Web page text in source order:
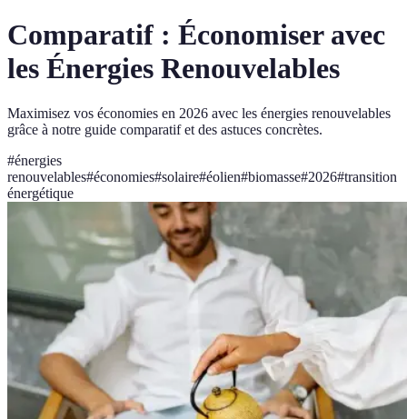
Comparatif : Économiser avec
les Énergies Renouvelables
Maximisez vos économies en 2026 avec les énergies renouvelables
grâce à notre guide comparatif et des astuces concrètes.
#énergies
renouvelables#économies#solaire#éolien#biomasse#2026#transition
énergétique